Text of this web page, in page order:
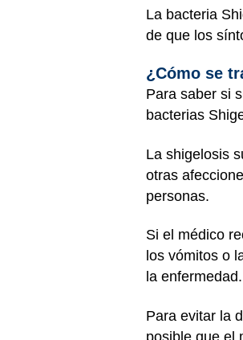
La bacteria
de que los
¿Cómo se
Para saber si
bacterias
La shigelosis
otras
personas.
Si el médico
los vómitos o
la
Para evitar la
posible que el